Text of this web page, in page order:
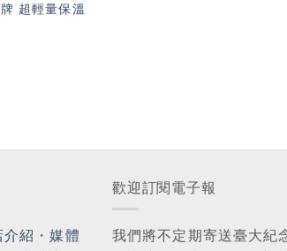
超輕量保溫
介紹 ・媒體
歡迎訂閱電子報
我們將不定期寄送臺大紀